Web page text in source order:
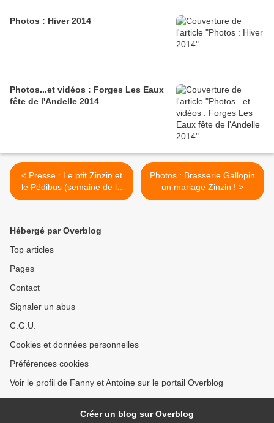
Photos : Hiver 2014
Photos...et vidéos : Forges Les Eaux
fête de l'Andelle 2014
< Presse : Le ptit Zinzin et
le Pédibus (semaine de la
mobilité)
Photos : Brasserie Gallopin
un mariage Zinzin ! >
Hébergé par Overblog
Top articles
Pages
Contact
Signaler un abus
C.G.U.
Cookies et données personnelles
Préférences cookies
Voir le profil de Fanny et Antoine sur le portail Overblog
Créer un blog sur Overblog